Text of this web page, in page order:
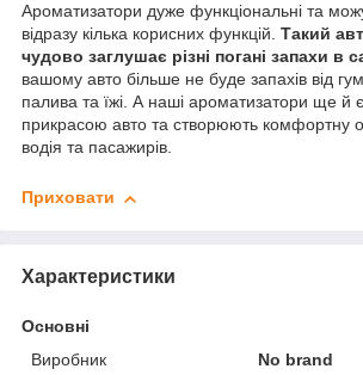
Ароматизатори дуже функціональні та
відразу кілька корисних функцій. Такий
чудово заглушає різні погані запахи в
вашому авто більше не буде запахів від
палива та їжі. А наші ароматизатори ще й
прикрасою авто та створюють комфортну
водія та пасажирів.
Приховати
Характеристики
Основні
Виробник
No brand